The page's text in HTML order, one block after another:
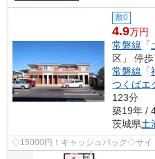
敷0
4.9万円
常磐線 「
区」 停
常磐線 「
つくばエ
123分
築19年 /
茨城県土
◇15000円！キャッシュバック◇サイ